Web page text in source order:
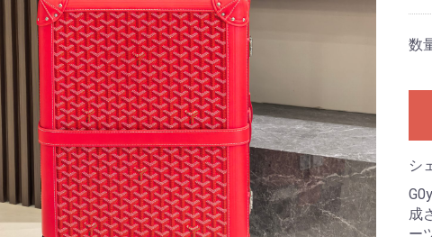
数
シ
成